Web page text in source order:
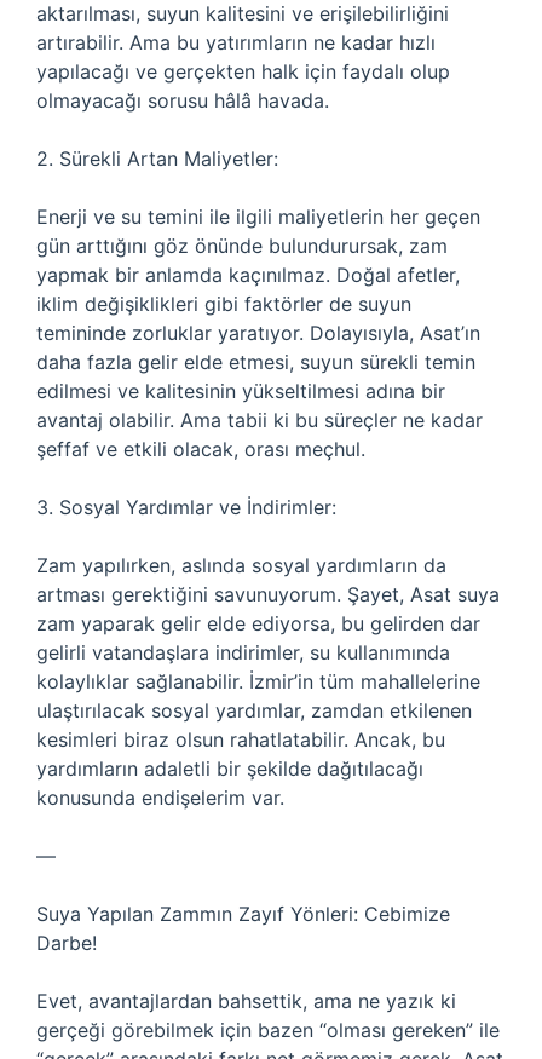
aktarılması, suyun kalitesini ve erişilebilirliğini
artırabilir. Ama bu yatırımların ne kadar hızlı
yapılacağı ve gerçekten halk için faydalı olup
olmayacağı sorusu hâlâ havada.
2. Sürekli Artan Maliyetler:
Enerji ve su temini ile ilgili maliyetlerin her geçen
gün arttığını göz önünde bulundurursak, zam
yapmak bir anlamda kaçınılmaz. Doğal afetler,
iklim değişiklikleri gibi faktörler de suyun
temininde zorluklar yaratıyor. Dolayısıyla, Asat’ın
daha fazla gelir elde etmesi, suyun sürekli temin
edilmesi ve kalitesinin yükseltilmesi adına bir
avantaj olabilir. Ama tabii ki bu süreçler ne kadar
şeffaf ve etkili olacak, orası meçhul.
3. Sosyal Yardımlar ve İndirimler:
Zam yapılırken, aslında sosyal yardımların da
artması gerektiğini savunuyorum. Şayet, Asat suya
zam yaparak gelir elde ediyorsa, bu gelirden dar
gelirli vatandaşlara indirimler, su kullanımında
kolaylıklar sağlanabilir. İzmir’in tüm mahallelerine
ulaştırılacak sosyal yardımlar, zamdan etkilenen
kesimleri biraz olsun rahatlatabilir. Ancak, bu
yardımların adaletli bir şekilde dağıtılacağı
konusunda endişelerim var.
—
Suya Yapılan Zammın Zayıf Yönleri: Cebimize
Darbe!
Evet, avantajlardan bahsettik, ama ne yazık ki
gerçeği görebilmek için bazen “olması gereken” ile